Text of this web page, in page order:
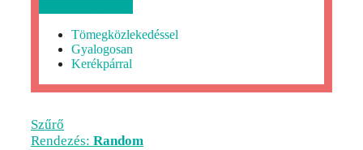
Tömegközlekedéssel
Gyalogosan
Kerékpárral
Szűrő
Rendezés: Random